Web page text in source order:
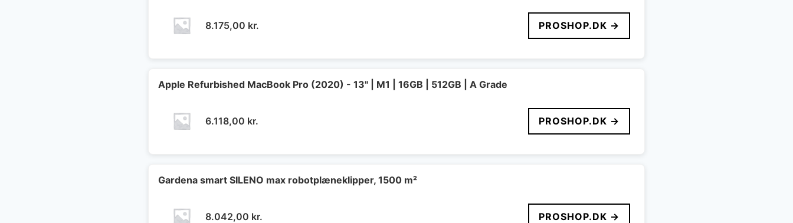
8.175,00 kr. PROSHOP.DK →
Apple Refurbished MacBook Pro (2020) - 13" | M1 | 16GB | 512GB | A Grade
6.118,00 kr. PROSHOP.DK →
Gardena smart SILENO max robotplæneklipper, 1500 m²
8.042,00 kr. PROSHOP.DK →